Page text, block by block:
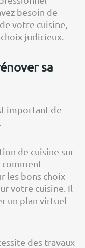
besoin de
votre cuisine,
judicieux.
sa
important de
de cuisine sur
comment
les bons choix
votre cuisine. Il
un plan virtuel
des travaux